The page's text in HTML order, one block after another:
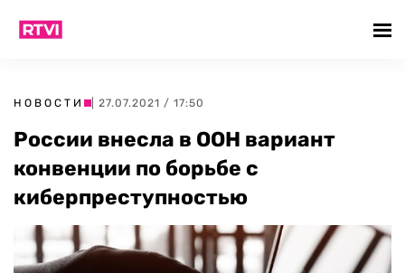
НОВОСТИ | 27.07.2021 / 17:50
России внесла в ООН вариант
конвенции по борьбе с
киберпреступностью